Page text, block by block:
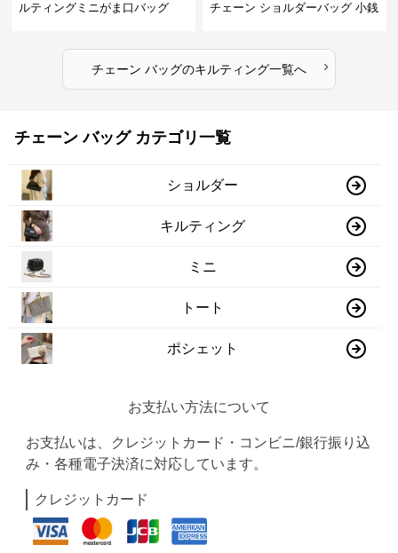
ルティングミニがま口バッグ
チェーン ショルダーバッグ 小銭
チェーン バッグのキルティング一覧へ ›
チェーン バッグ カテゴリ一覧
ショルダー
キルティング
ミニ
トート
ポシェット
お支払い方法について
お支払いは、クレジットカード・コンビニ/銀行振り込
み・各種電子決済に対応しています。
クレジットカード